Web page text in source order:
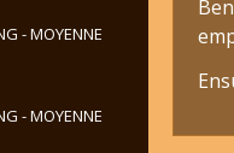
- MOYENNE
- MOYENNE